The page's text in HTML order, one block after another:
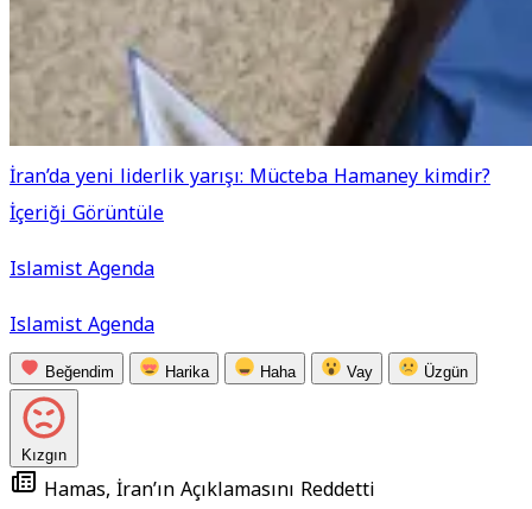
İran’da yeni liderlik yarışı: Mücteba Hamaney kimdir?
İçeriği Görüntüle
Islamist Agenda
Islamist Agenda
Beğendim Harika Haha Vay Üzgün
Kızgın
Hamas, İran’ın Açıklamasını Reddetti